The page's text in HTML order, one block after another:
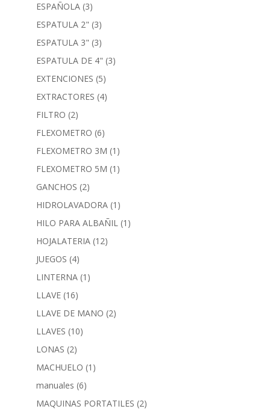
ESPAÑOLA (3)
ESPATULA 2" (3)
ESPATULA 3" (3)
ESPATULA DE 4" (3)
EXTENCIONES (5)
EXTRACTORES (4)
FILTRO (2)
FLEXOMETRO (6)
FLEXOMETRO 3M (1)
FLEXOMETRO 5M (1)
GANCHOS (2)
HIDROLAVADORA (1)
HILO PARA ALBAÑIL (1)
HOJALATERIA (12)
JUEGOS (4)
LINTERNA (1)
LLAVE (16)
LLAVE DE MANO (2)
LLAVES (10)
LONAS (2)
MACHUELO (1)
manuales (6)
MAQUINAS PORTATILES (2)